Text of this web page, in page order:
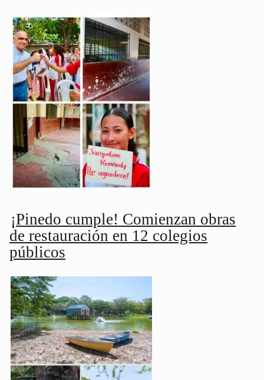
¡Pinedo cumple! Comienzan obras
de restauración en 12 colegios
públicos